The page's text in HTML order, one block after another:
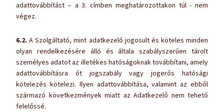
adattovábbítást – a 3. címben meghatározottakon túl - nem
végez.
6.2. A Szolgáltató, mint adatkezelő jogosult és köteles minden
olyan rendelkezésére álló és általa szabályszerűen tárolt
személyes adatot az illetékes hatóságoknak továbbítani, amely
adattovábbításra őt jogszabály vagy jogerős hatósági
kötelezés kötelezi. Ilyen adattovábbítása, valamint az ebből
származó következmények miatt az Adatkezelő nem tehető
felelőssé.